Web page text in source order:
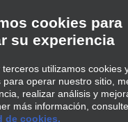
de uso Política de
cookies para
su experiencia
terceros utilizamos cookies
para operar nuestro sitio,
realizar análisis y
más información,
de cookies.